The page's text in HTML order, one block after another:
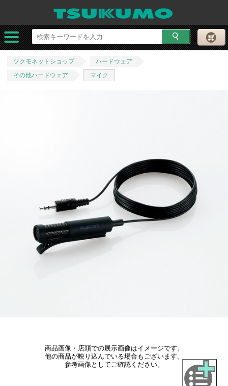
ツクモネットショップ
ハードウェア
その他ハードウェア
マイク
商品画像・店頭での展示画像はイメージです。
他の商品が映り込んでいる場合もございます。
参考画像としてご確認ください。